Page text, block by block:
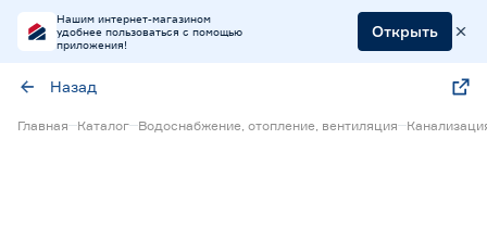
Нашим интернет-магазином
удобнее пользоваться с помощью
приложения!
Открыть
Назад
Главная Каталог Водоснабжение, отопление, вентиляция